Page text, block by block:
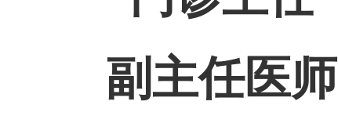
副主任医师